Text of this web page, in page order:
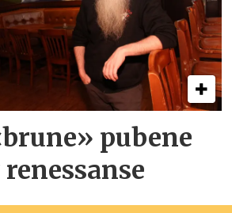
pubene